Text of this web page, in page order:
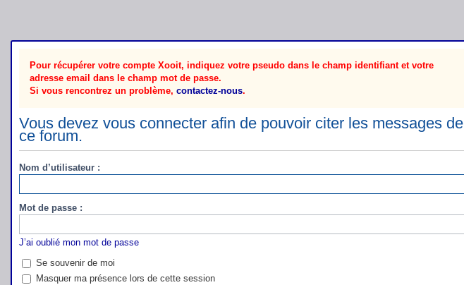
Pour récupérer votre compte Xooit, indiquez votre pseudo dans le champ identifiant et votre
adresse email dans le champ mot de passe.
Si vous rencontrez un problème, contactez-nous.
Vous devez vous connecter afin de pouvoir citer les messages de
ce forum.
Nom d’utilisateur :
Mot de passe :
J’ai oublié mon mot de passe
Se souvenir de moi
Masquer ma présence lors de cette session